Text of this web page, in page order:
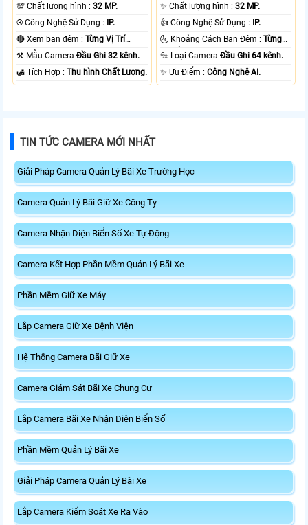
💯 Chất lượng hình :32 MP.
®️ Công Nghệ Sử Dụng : IP.
🔴 Xem ban đêm :Từng Vị Trí
Camera .
⚒ Mẫu CameraĐầu Ghi 32 kênh.
️🛃 Tích Hợp :Thu hình Chất Lượng.
✨ Chất lượng hình :32 MP.
👍 Công Nghệ Sử Dụng : IP.
🌜 Khoảng Cách Ban Đêm :Từng
Vị Trí Camera .
🔩 Loại CameraĐầu Ghi 64 kênh.
️✨ Ưu Điểm :Công Nghệ AI.
TIN TỨC CAMERA MỚI NHẤT
Giải Pháp Camera Quản Lý Bãi Xe Trường Học
Camera Quản Lý Bãi Giữ Xe Công Ty
Camera Nhận Diện Biển Số Xe Tự Động
Camera Kết Hợp Phần Mềm Quản Lý Bãi Xe
Phần Mềm Giữ Xe Máy
Lắp Camera Giữ Xe Bệnh Viện
Hệ Thống Camera Bãi Giữ Xe
Camera Giám Sát Bãi Xe Chung Cư
Lắp Camera Bãi Xe Nhận Diện Biển Số
Phần Mềm Quản Lý Bãi Xe
Giải Pháp Camera Quản Lý Bãi Xe
Lắp Camera Kiểm Soát Xe Ra Vào